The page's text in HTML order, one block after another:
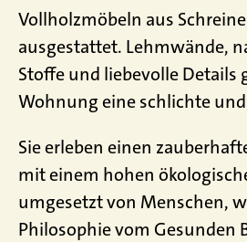
Vollholzmöbeln aus
ausgestattet. Lehmwände,
Stoffe und liebevolle Details
Wohnung eine schlichte
Sie erleben einen
mit einem hohen
umgesetzt von Menschen,
Philosophie vom Gesunden